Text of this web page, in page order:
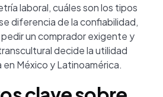
laboral, cuáles son los tipos
diferencia de la confiabilidad,
un comprador exigente y
decide la utilidad
en México y Latinoamérica.